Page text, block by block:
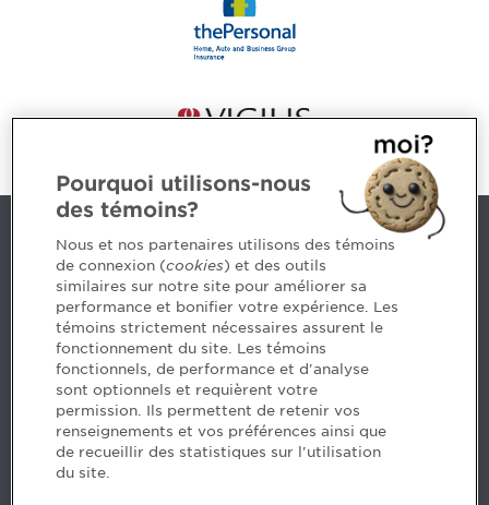
Contact us
5, Place Ville Marie, bureau 800, Montréal (Québec)
H3B 2G2
www.cpaquebec.ca
Questions? Ask our team >
Want to make the Order a part of your career? See
our job offers >
Pourquoi utilisons-nous
des témoins?
Nous et nos partenaires utilisons des témoins
de connexion (cookies) et des outils
similaires sur notre site pour améliorer sa
performance et bonifier votre expérience. Les
témoins strictement nécessaires assurent le
fonctionnement du site. Les témoins
fonctionnels, de performance et d'analyse
sont optionnels et requièrent votre
permission. Ils permettent de retenir vos
renseignements et vos préférences ainsi que
de recueillir des statistiques sur l'utilisation
du site.